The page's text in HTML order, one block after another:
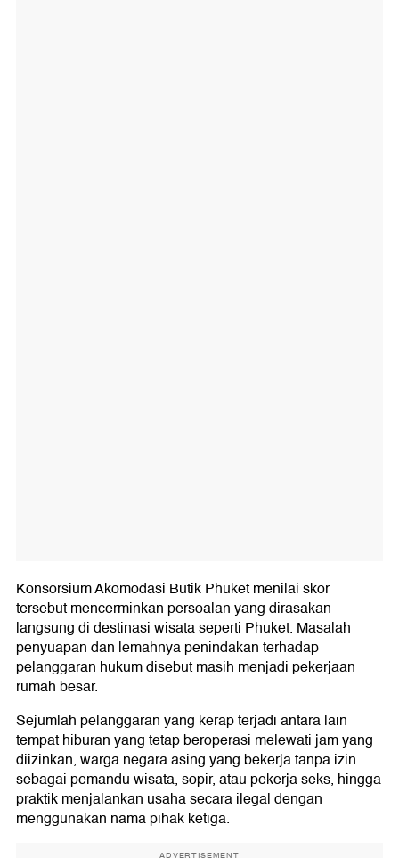
Konsorsium Akomodasi Butik Phuket menilai skor
tersebut mencerminkan persoalan yang dirasakan
langsung di destinasi wisata seperti Phuket. Masalah
penyuapan dan lemahnya penindakan terhadap
pelanggaran hukum disebut masih menjadi pekerjaan
rumah besar.
Sejumlah pelanggaran yang kerap terjadi antara lain
tempat hiburan yang tetap beroperasi melewati jam yang
diizinkan, warga negara asing yang bekerja tanpa izin
sebagai pemandu wisata, sopir, atau pekerja seks, hingga
praktik menjalankan usaha secara ilegal dengan
menggunakan nama pihak ketiga.